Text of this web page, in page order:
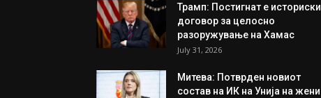
Трамп: Постигнат е историски
договор за целосно
разоружување на Хамас
July 31, 2026
Митева: Потврден новиот
состав на ИК на Унија на жени